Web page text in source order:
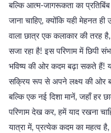
बल्कि आत्म-जागरूकता का
जाना चाहिए, क्योंकि यही मेहनत
वाला छात्र एक कलाकार की तरह
सजा रहा है! इस परिणाम में
भविष्य की ओर कदम बढ़ा सकते हैं!
सक्रिय रूप से अपने लक्ष्य की ओर
बल्कि एक नई दिशा मानें, जहाँ हर
परिणाम देख कर, हमें याद रखना
यात्रा में, प्रत्येक कदम का महत्व है,